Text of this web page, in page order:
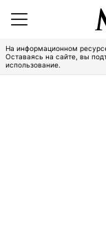
На информационном
Оставаясь на сайте, вы
использование.